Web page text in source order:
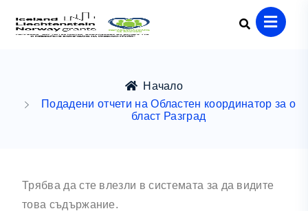
Начало
Подадени отчети на Областен координатор за о
бласт Разград
Трябва да сте влезли в системата за да видите
това съдържание.